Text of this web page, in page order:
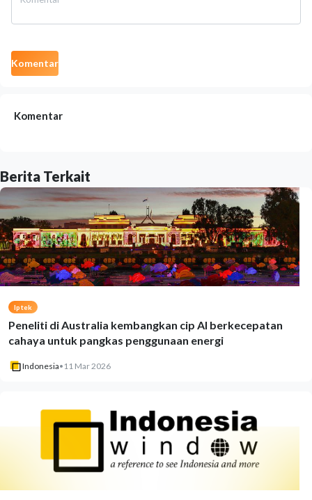
Komentar
Komentar
Berita Terkait
Iptek
Peneliti di Australia kembangkan cip AI berkecepatan
cahaya untuk pangkas penggunaan energi
Indonesia• 11 Mar 2026